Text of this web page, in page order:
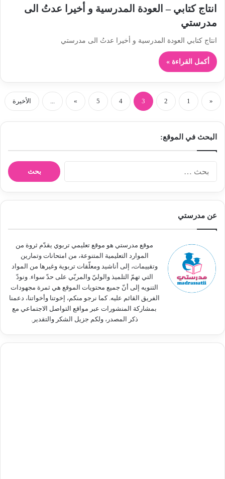
انتاج كتابي – العودة المدرسية و أخيرا عدتُ الى
مدرستي
انتاج كتابي العودة المدرسية و أخيرا عدتُ الى مدرستي
أكمل القراءة »
«
1
2
3
4
5
»
... الأخيرة
البحث في الموقع:
ن
عن مدرستي
موقع مدرستي هو موقع تعليمي تربوي يقدّم ثروة من
الموارد التعليمية المتنوعة، من امتحانات وتمارين
وتقييمات، إلى أناشيد ومعلّقات تربوية وغيرها من المواد
التي تهمّ التلميذ والوليّ والمربّي على حدّ سواء. ونودّ
التنويه إلى أنّ جميع محتويات الموقع هي ثمرة مجهودات
الفريق القائم عليه. كما نرجو منكم، إخوتنا وأخواتنا، دعمنا
بمشاركة المنشورات عبر مواقع التواصل الاجتماعي مع
ذكر المصدر، ولكم جزيل الشكر والتقدير.